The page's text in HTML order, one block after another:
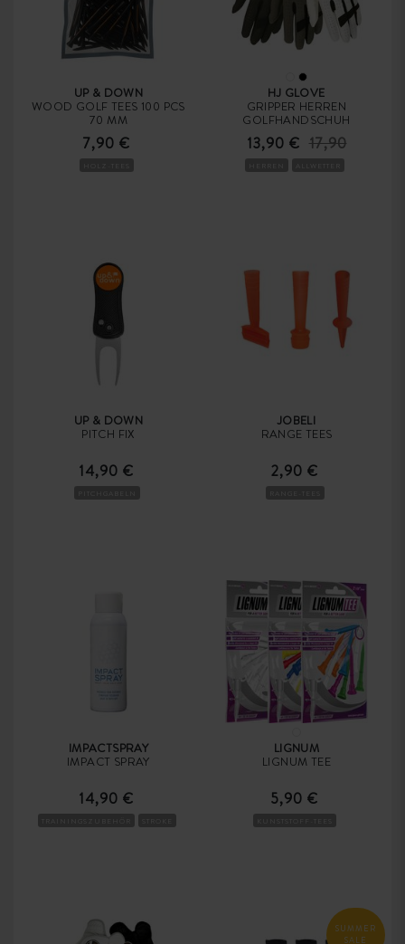
UP & DOWN
WOOD GOLF TEES 100 PCS
70 MM
7,90 €
HJ GLOVE
GRIPPER HERREN
GOLFHANDSCHUH
13,90 € 17,90
UP & DOWN
PITCH FIX
14,90 €
JOBELI
RANGE TEES
2,90 €
IMPACTSPRAY
IMPACT SPRAY
14,90 €
LIGNUM
LIGNUM TEE
5,90 €
SUMMER
SALE